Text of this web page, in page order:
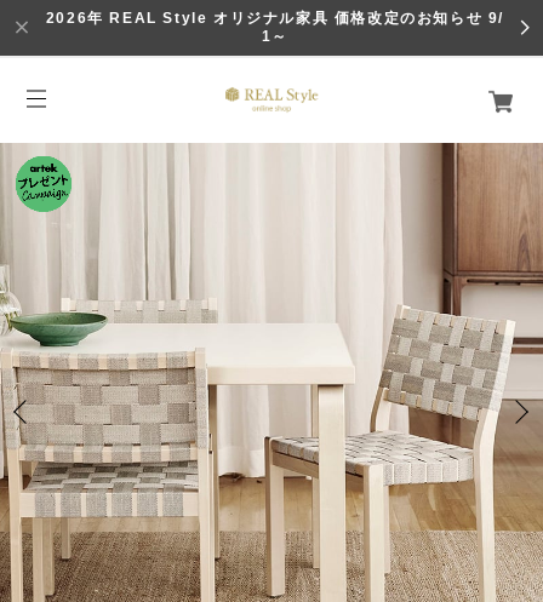
2026年 REAL Style オリジナル家具 価格改定のお知らせ 9/
1～